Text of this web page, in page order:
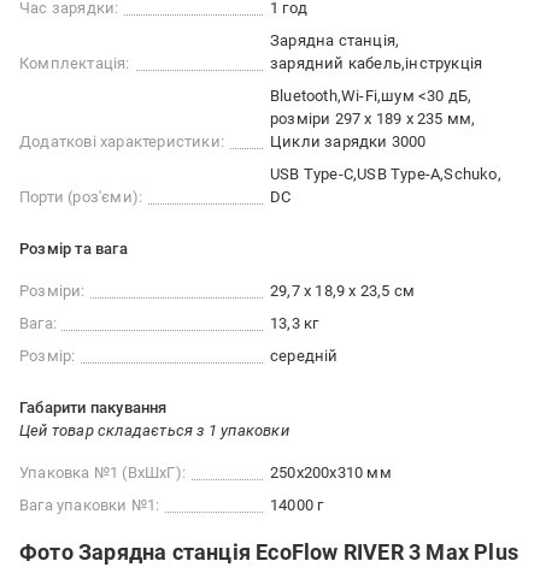
Час зарядки: 1 год
Комплектація:
Зарядна станція
зарядний кабель інструкція
Додаткові характеристики:
Bluetooth Wi-Fi шум <30 дБ
розміри 297 х 189 х 235 мм
Цикли зарядки 3000
Порти (роз'єми):
USB Type-C USB Type-A Schuko
DC
Розмір та вага
Розміри:
29,7 х 18,9 х 23,5 см
Вага:
13,3 кг
Розмір:
середній
Габарити пакування
Цей товар складається з 1 упаковки
Упаковка №1 (ВхШхГ):
250x200x310 мм
Вага упаковки №1:
14000 г
Фото Зарядна станція EcoFlow RIVER 3 Max Plus